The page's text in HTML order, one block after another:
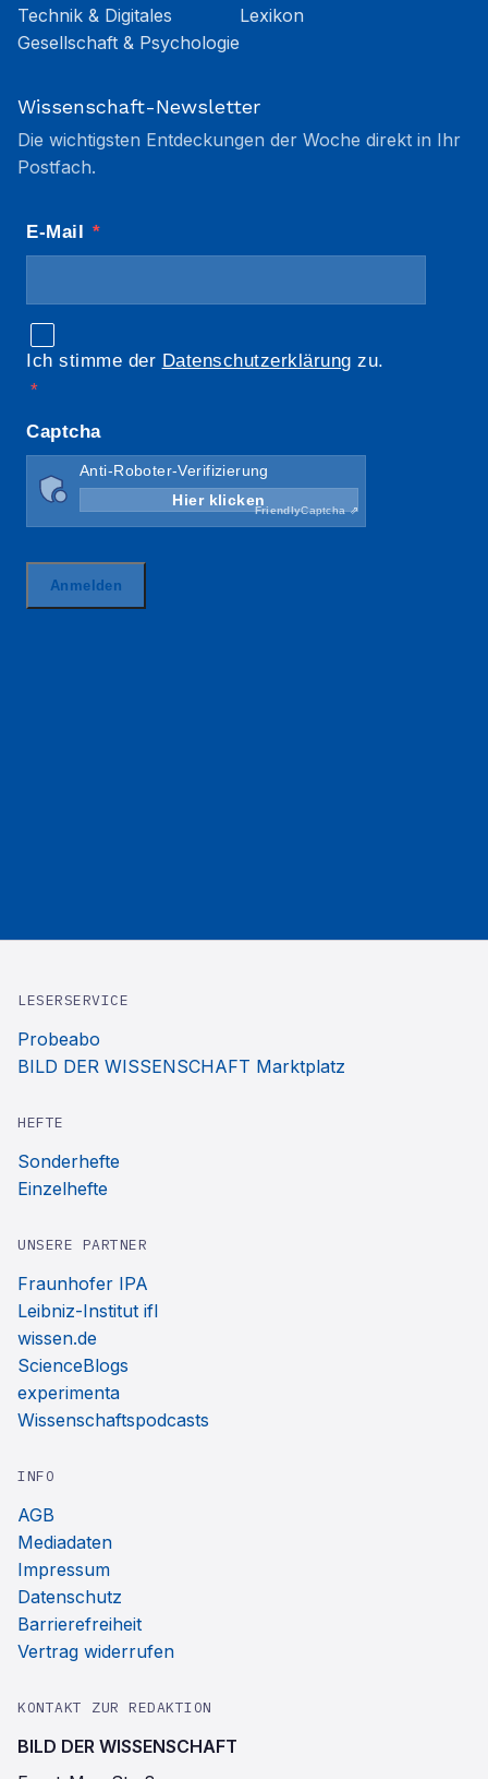
Technik & Digitales
Gesellschaft & Psychologie
Lexikon
Wissenschaft-Newsletter
Die wichtigsten Entdeckungen der Woche direkt in Ihr
Postfach.
LESERSERVICE
Probeabo
BILD DER WISSENSCHAFT Marktplatz
HEFTE
Sonderhefte
Einzelhefte
UNSERE PARTNER
Fraunhofer IPA
Leibniz-Institut ifl
wissen.de
ScienceBlogs
experimenta
Wissenschaftspodcasts
INFO
AGB
Mediadaten
Impressum
Datenschutz
Barrierefreiheit
Vertrag widerrufen
KONTAKT ZUR REDAKTION
BILD DER WISSENSCHAFT